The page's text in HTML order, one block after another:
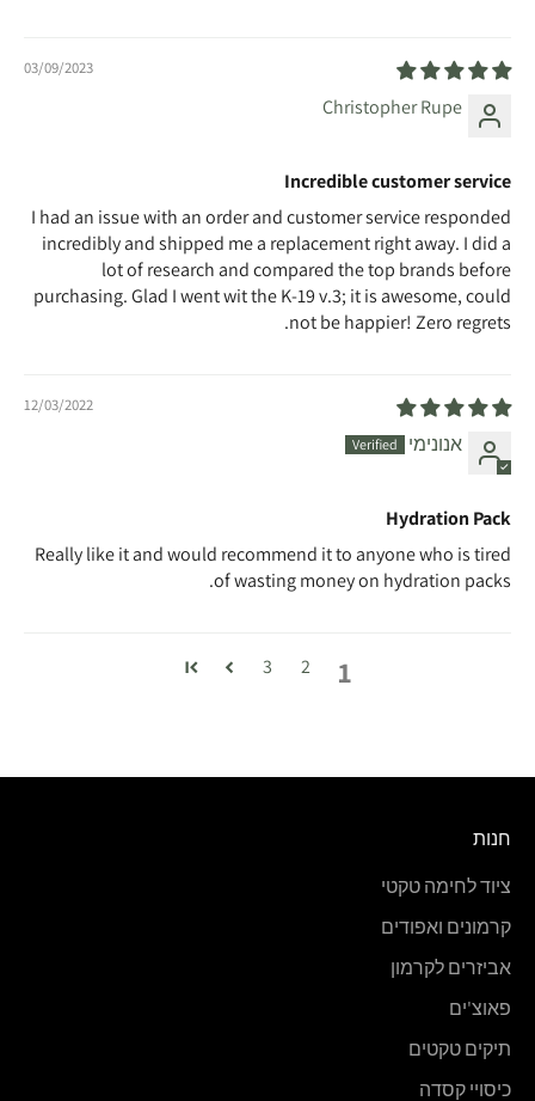
03/09/2023
Christopher Rupe
Incredible customer service
I had an issue with an order and customer service responded
incredibly and shipped me a replacement right away. I did a
lot of research and compared the top brands before
purchasing. Glad I went wit the K-19 v.3; it is awesome, could
not be happier! Zero regrets.
12/03/2022
אנונימי
Hydration Pack
Really like it and would recommend it to anyone who is tired
of wasting money on hydration packs.
1
2
3
חנות
ציוד לחימה טקטי
קרמונים ואפודים
אביזרים לקרמון
פאוצ'ים
תיקים טקטים
כיסויי קסדה